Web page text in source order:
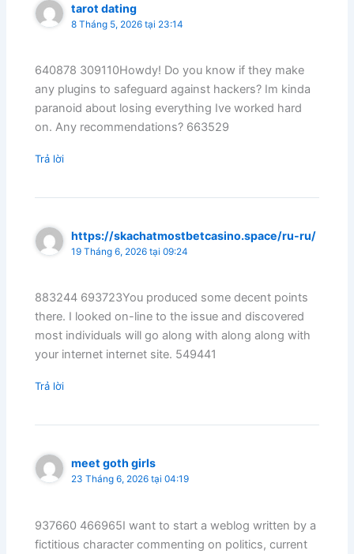
tarot dating
8 Tháng 5, 2026 tại 23:14
640878 309110Howdy! Do you know if they make
any plugins to safeguard against hackers? Im kinda
paranoid about losing everything Ive worked hard
on. Any recommendations? 663529
Trả lời
https://skachatmostbetcasino.space/ru-ru/
19 Tháng 6, 2026 tại 09:24
883244 693723You produced some decent points
there. I looked on-line to the issue and discovered
most individuals will go along with along along with
your internet internet site. 549441
Trả lời
meet goth girls
23 Tháng 6, 2026 tại 04:19
937660 466965I want to start a weblog written by a
fictitious character commenting on politics, current